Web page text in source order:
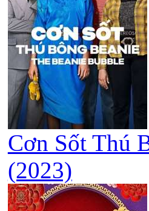
Cơn Sốt Thú
(2023)